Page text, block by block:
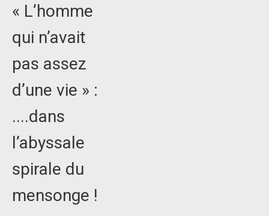
« L’homme
qui n’avait
pas assez
d’une vie » :
....dans
l’abyssale
spirale du
mensonge !